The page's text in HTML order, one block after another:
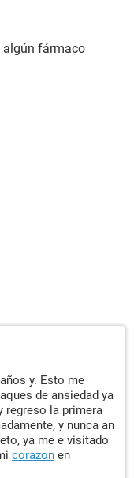
algún fármaco
y. Esto me
de ansiedad ya
regreso la primera
y nunca an
ya me e visitado
corazon en